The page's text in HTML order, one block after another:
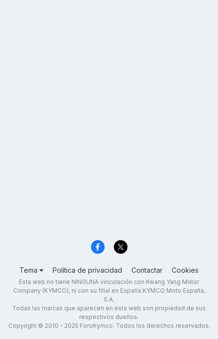
Tema Política de privacidad Contactar Cookies
Esta web no tiene NINGUNA vinculación con Kwang Yang Motor
Company (KYMCO), ni con su filial en España KYMCO Moto España,
S.A.
Todas las marcas que aparecen en esta web son propiedad de sus
respectivos dueños.
Copyright © 2010 - 2025 ForoKymco. Todos los derechos reservados.